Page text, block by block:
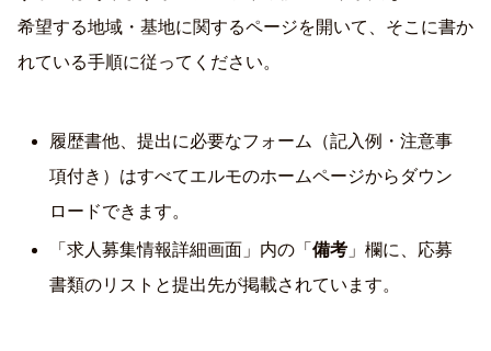
希望する地域・基地に関するページを開いて、そこに書か
れている手順に従ってください。
履歴書他、提出に必要なフォーム（記入例・注意事
項付き）はすべてエルモのホームページからダウン
ロードできます。
「求人募集情報詳細画面」内の「備考 」欄に、応募
書類のリストと提出先が掲載されています。